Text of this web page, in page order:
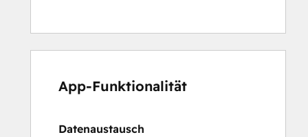
App-Funktionalität
Datenaustausch